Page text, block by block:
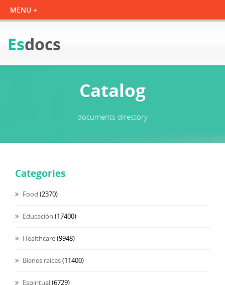
Esdocs
Catalog
documents directory
Categories
Food (2370)
Educación (17400)
Healthcare(9948)
Bienes raíces(11400)
Espiritual(6729)